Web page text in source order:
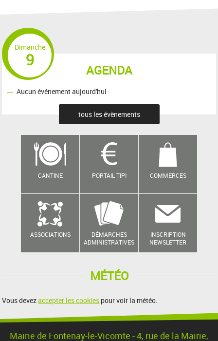
AGENDA
Dimanche
9
Aucun événement aujourd'hui
tous les évènements
CANTINE PORTAIL TIPI COMMERCES
ASSOCIATIONS
DÉMARCHES
ADMINISTRATIVES
INSCRIPTION
NEWSLETTER
MÉTÉO
Vous devezaccepter les cookies pour voir la météo.
Mairie de Fontenay-le-Vicomte - 4, rue de la Mairie,